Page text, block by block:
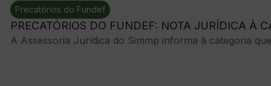
Precatórios do Fundef
PRECATÓRIOS DO FUNDEF: NOTA JURÍDICA À
A Assessoria Jurídica do Simmp informa à categoria